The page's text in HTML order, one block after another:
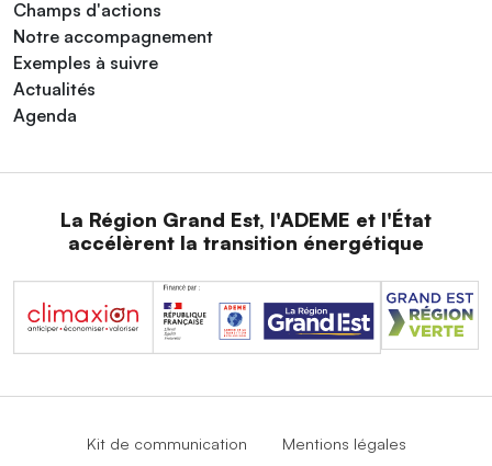
Champs d'actions
Notre accompagnement
Exemples à suivre
Actualités
Agenda
La Région Grand Est, l'ADEME et l'État
accélèrent la transition énergétique
Kit de communication Mentions légales